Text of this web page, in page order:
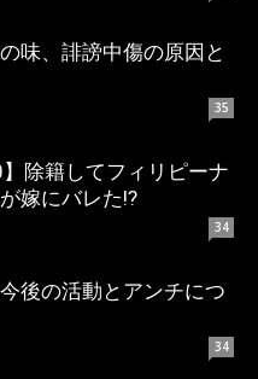
味、誹謗中傷の原因と
35
】除籍してフィリピーナ
嫁にバレた!?
34
後の活動とアンチにつ
34